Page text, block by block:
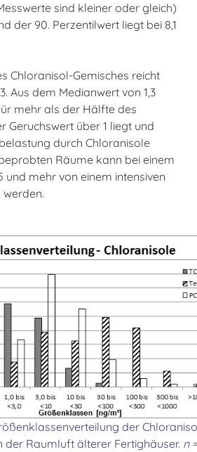
sind kleiner oder gleich)
der 90. Perzentilwert liegt bei 8,1
Chloranisol-Gemisches reicht
Aus dem Medianwert von 1,3
mehr als der Hälfte des
Geruchswert über 1 liegt und
durch Chloranisole
Räume kann bei einem
und mehr von einem intensiven
der
der Raumluft älterer Fertighäuser. n